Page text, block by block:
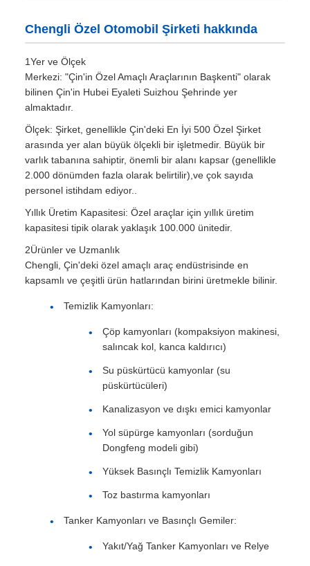
Chengli Özel Otomobil Şirketi hakkında
1Yer ve Ölçek
Merkezi: "Çin'in Özel Amaçlı Araçlarının Başkenti" olarak
bilinen Çin'in Hubei Eyaleti Suizhou Şehrinde yer
almaktadır.
Ölçek: Şirket, genellikle Çin'deki En İyi 500 Özel Şirket
arasında yer alan büyük ölçekli bir işletmedir. Büyük bir
varlık tabanına sahiptir, önemli bir alanı kapsar (genellikle
2.000 dönümden fazla olarak belirtilir),ve çok sayıda
personel istihdam ediyor..
Yıllık Üretim Kapasitesi: Özel araçlar için yıllık üretim
kapasitesi tipik olarak yaklaşık 100.000 ünitedir.
2Ürünler ve Uzmanlık
Chengli, Çin'deki özel amaçlı araç endüstrisinde en
kapsamlı ve çeşitli ürün hatlarından birini üretmekle bilinir.
Temizlik Kamyonları:
Çöp kamyonları (kompaksiyon makinesi,
salıncak kol, kanca kaldırıcı)
Su püskürtücü kamyonlar (su
püskürtücüleri)
Kanalizasyon ve dışkı emici kamyonlar
Yol süpürge kamyonları (sorduğun
Dongfeng modeli gibi)
Yüksek Basınçlı Temizlik Kamyonları
Toz bastırma kamyonları
Tanker Kamyonları ve Basınçlı Gemiler:
Yakıt/Yağ Tanker Kamyonları ve Relye